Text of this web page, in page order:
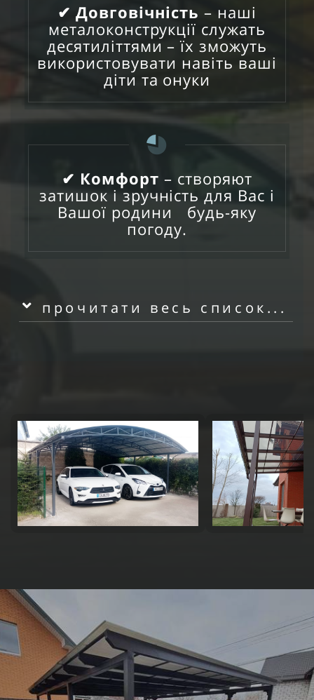
✔ Довговічність– наші
металоконструкції служать
десятиліттями – їх зможуть
використовувати навіть ваші
діти та онуки
✔ Комфорт – створяют
затишок і зручність для Вас і
Вашої родини будь-яку
погоду.
прочитати весь список...